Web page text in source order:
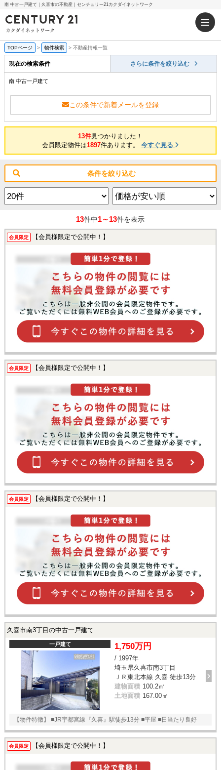
南 中古一戸建て｜久喜市の不動産｜センチュリー21カクダイネットワーク
TOPページ > 物件検索 > 不動産情報一覧
現在の検索条件 さらに条件を絞り込む
南 中古一戸建て
この条件で新着メールを登録
13件見つかりました！
会員限定物件は1897件あります。今すぐ見る
条件を絞り込む
13件中1～13件を表示
会員限定 【会員様限定で公開中！】
会員限定 【会員様限定で公開中！】
会員限定 【会員様限定で公開中！】
久喜市南3丁目の中古一戸建て
一戸建て 1,750万円
/ 1997年
埼玉県久喜市南3丁目
ＪＲ東北本線 久喜 徒歩13分
建物面積 100.2㎡
土地面積 167.00㎡
【物件特徴】 ■JR宇都宮線『久喜』駅徒歩13分 ■平屋 ■日当たり良好
会員限定 【会員様限定で公開中！】